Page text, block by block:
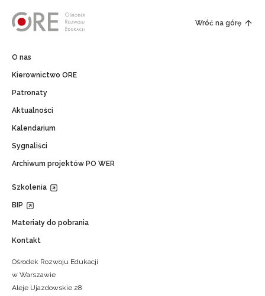
Wróć na górę
O nas
Kierownictwo ORE
Patronaty
Aktualności
Kalendarium
Sygnaliści
Archiwum projektów PO WER
Szkolenia
BIP
Materiały do pobrania
Kontakt
Ośrodek Rozwoju Edukacji
w Warszawie
Aleje Ujazdowskie 28